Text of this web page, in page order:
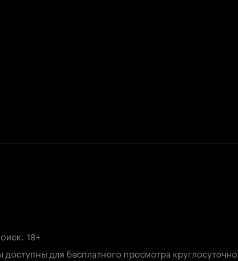
. 18+
для бесплатного просмотра круглосуточно